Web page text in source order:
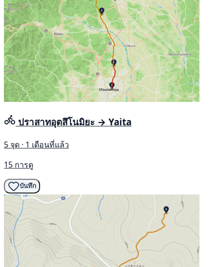
ปราสาทอุตสึโนมิยะ → Yaita
5 จุด · 1 เดือนที่แล้ว
15 การดู
บันทึก